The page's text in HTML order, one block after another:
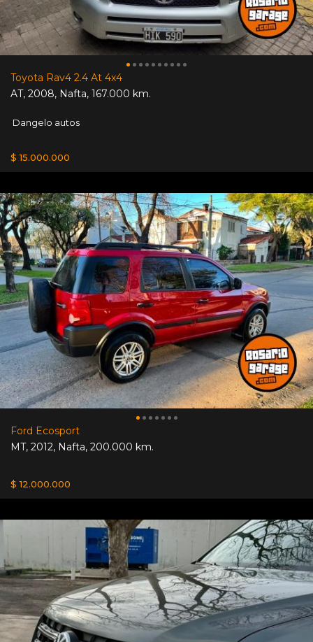
Toyota Rav4 2.4 At 4x4
AT, 2008, Nafta, 167.000 km.
Dangelo autos
$ 15.000.000
Ford Ecosport
MT, 2012, Nafta, 200.000 km.
$ 12.000.000